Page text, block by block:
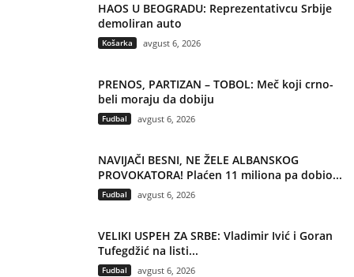
HAOS U BEOGRADU: Reprezentativcu Srbije
demoliran auto
Košarka avgust 6, 2026
PRENOS, PARTIZAN – TOBOL: Meč koji crno-
beli moraju da dobiju
Fudbal avgust 6, 2026
NAVIJAČI BESNI, NE ŽELE ALBANSKOG
PROVOKATORA! Plaćen 11 miliona pa dobio...
Fudbal avgust 6, 2026
VELIKI USPEH ZA SRBE: Vladimir Ivić i Goran
Tufegdžić na listi...
Fudbal avgust 6, 2026